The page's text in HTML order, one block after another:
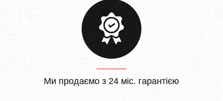
Ми продаємо з 24 міс. гарантією